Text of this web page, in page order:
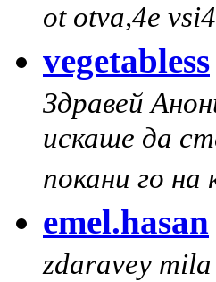
ot otva,4e
vegetabless
Здравей
искаше да
покани го
emel.hasan
zdaravey